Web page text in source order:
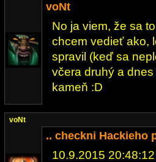
voNt
No ja viem, že sa
chcem vedieť ako,
spravil (keď sa
včera druhý a
kameň :D
voNt
.. checkni Hackieho
10.9.2015 20:48:12